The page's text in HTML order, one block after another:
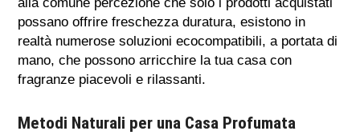
possano offrire freschezza duratura, esistono in
realtà numerose soluzioni ecocompatibili, a portata di
mano, che possono arricchire la tua casa con
fragranze piacevoli e rilassanti.
Metodi Naturali per una Casa Profumata